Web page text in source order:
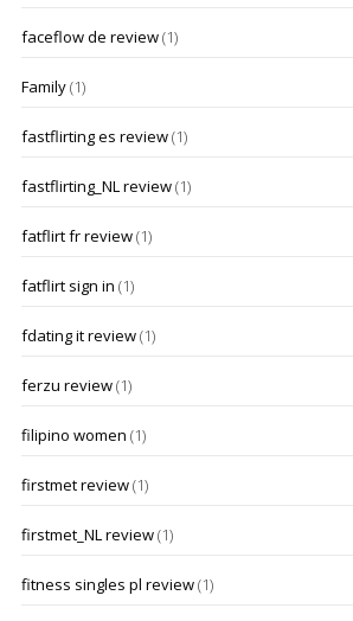
faceflow de review(1)
Family(1)
fastflirting es review(1)
fastflirting_NL review(1)
fatflirt fr review(1)
fatflirt sign in (1)
fdating it review(1)
ferzu review(1)
filipino women (1)
firstmet review(1)
firstmet_NL review(1)
fitness singles pl review(1)